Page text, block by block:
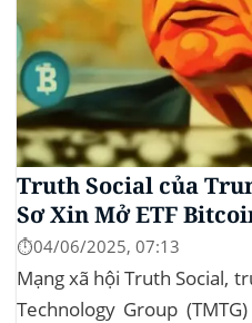
Truth Social của
Sơ Xin Mở ETF
⏱️04/06/2025, 07:13
Mạng xã hội Truth Social,
Technology Group